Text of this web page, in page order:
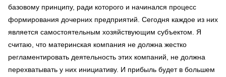
базовому принципу, ради которого и начинался процесс
формирования дочерних предприятий. Сегодня каждое из них
является самостоятельным хозяйствующим субъектом. Я
считаю, что материнская компания не должна жестко
регламентировать деятельность этих компаний, не должна
перехватывать у них инициативу. И прибыль будет в большем